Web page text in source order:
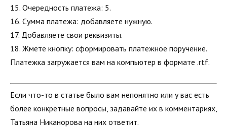
15. Очередность платежа: 5.
16. Сумма платежа: добавляете нужную.
17. Добавляете свои реквизиты.
18. Жмете кнопку: сформировать платежное поручение.
Платежка загружается вам на компьютер в формате .rtf.
Если что-то в статье было вам непонятно или у вас есть
более конкретные вопросы, задавайте их в комментариях,
Татьяна Никанорова на них ответит.